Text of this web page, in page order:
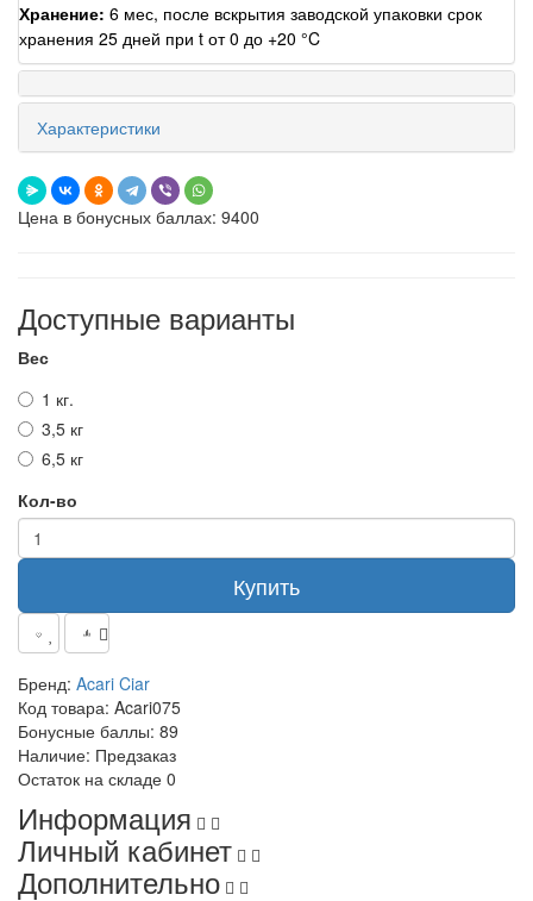
Хранение: 6 мес, после вскрытия заводской упаковки срок
хранения 25 дней при t от 0 до +20 °C
Характеристики
Цена в бонусных баллах: 9400
Доступные варианты
Вес
1 кг.
3,5 кг
6,5 кг
Кол-во
Купить
Бренд: Acari Ciar
Код товара: Acari075
Бонусные баллы: 89
Наличие: Предзаказ
Остаток на складе 0
Информация
Личный кабинет
Дополнительно